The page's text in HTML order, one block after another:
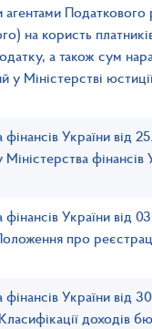
агентами
на користь
а також сум
у Міністерстві
фінансів України
фінансів України
про
фінансів України
доходів